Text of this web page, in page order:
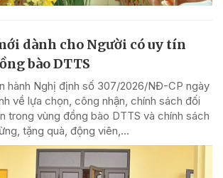
dành cho Người có uy tín
bào DTTS
hành Nghị định số 307/2026/NĐ-CP ngày
về lựa chọn, công nhận, chính sách đối
trong vùng đồng bào DTTS và chính sách
tặng quà, động viên,...